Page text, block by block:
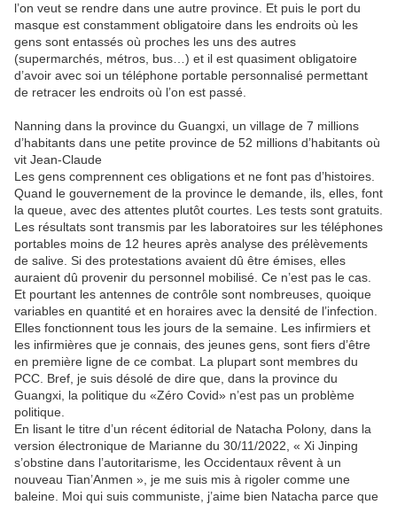
l’on veut se rendre dans une autre province. Et puis le port du
masque est constamment obligatoire dans les endroits où les
gens sont entassés où proches les uns des autres
(supermarchés, métros, bus…) et il est quasiment obligatoire
d’avoir avec soi un téléphone portable personnalisé permettant
de retracer les endroits où l’on est passé.
Nanning dans la province du Guangxi, un village de 7 millions
d’habitants dans une petite province de 52 millions d’habitants où
vit Jean-Claude
Les gens comprennent ces obligations et ne font pas d’histoires.
Quand le gouvernement de la province le demande, ils, elles, font
la queue, avec des attentes plutôt courtes. Les tests sont gratuits.
Les résultats sont transmis par les laboratoires sur les téléphones
portables moins de 12 heures après analyse des prélèvements
de salive. Si des protestations avaient dû être émises, elles
auraient dû provenir du personnel mobilisé. Ce n’est pas le cas.
Et pourtant les antennes de contrôle sont nombreuses, quoique
variables en quantité et en horaires avec la densité de l’infection.
Elles fonctionnent tous les jours de la semaine. Les infirmiers et
les infirmières que je connais, des jeunes gens, sont fiers d’être
en première ligne de ce combat. La plupart sont membres du
PCC. Bref, je suis désolé de dire que, dans la province du
Guangxi, la politique du «Zéro Covid» n’est pas un problème
politique.
En lisant le titre d’un récent éditorial de Natacha Polony, dans la
version électronique de Marianne du 30/11/2022, « Xi Jinping
s’obstine dans l’autoritarisme, les Occidentaux rêvent à un
nouveau Tian’Anmen », je me suis mis à rigoler comme une
baleine. Moi qui suis communiste, j’aime bien Natacha parce que